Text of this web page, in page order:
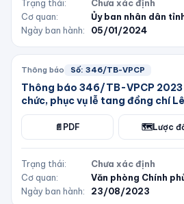
Trạng thái:
Chưa xác định
Cơ quan:
Ủy ban nhân dân
Ngày ban hành:
05/01/2024
Thông báo Số: 346/TB-VPCP
Thông báo 346/TB-VPCP
chức, phục vụ lễ tang đồng chí
📄 PDF 🗺️Lược
Trạng thái:
Chưa xác định
Cơ quan:
Văn phòng Chính
Ngày ban hành:
23/08/2023